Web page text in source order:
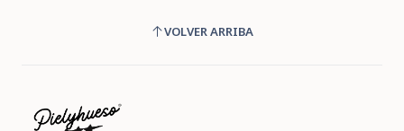
VOLVER ARRIBA